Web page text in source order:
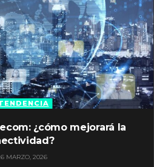
¿cómo mejorará la
MARZO, 2026